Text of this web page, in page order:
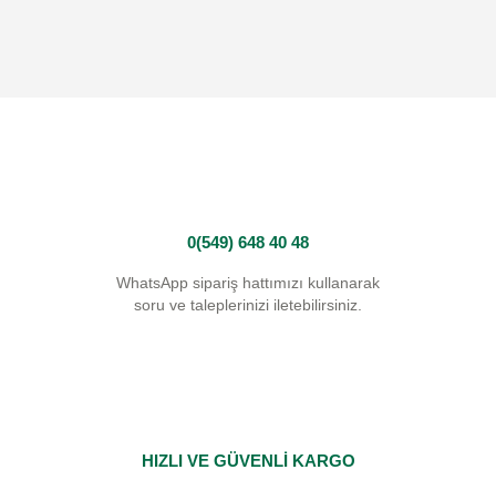
0(549) 648 40 48
WhatsApp sipariş hattımızı kullanarak
soru ve taleplerinizi iletebilirsiniz.
HIZLI VE GÜVENLİ KARGO